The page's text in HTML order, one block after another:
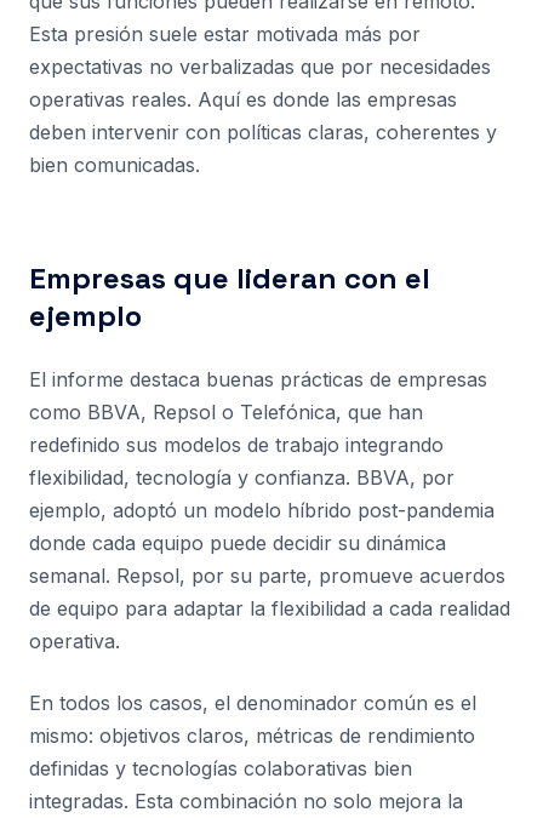
Esta presión suele estar motivada más por
expectativas no verbalizadas que por necesidades
operativas reales. Aquí es donde las empresas
deben intervenir con políticas claras, coherentes y
bien comunicadas.
Empresas que lideran con el
ejemplo
El informe destaca buenas prácticas de empresas
como BBVA, Repsol o Telefónica, que han
redefinido sus modelos de trabajo integrando
flexibilidad, tecnología y confianza. BBVA, por
ejemplo, adoptó un modelo híbrido post-pandemia
donde cada equipo puede decidir su dinámica
semanal. Repsol, por su parte, promueve acuerdos
de equipo para adaptar la flexibilidad a cada realidad
operativa.
En todos los casos, el denominador común es el
mismo: objetivos claros, métricas de rendimiento
definidas y tecnologías colaborativas bien
integradas. Esta combinación no solo mejora la